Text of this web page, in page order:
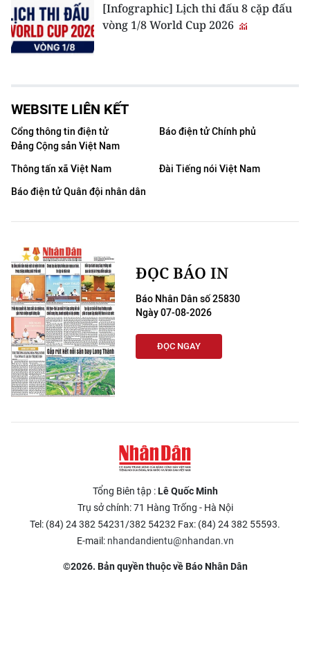
[Infographic] Lịch thi đấu 8 cặp đấu
vòng 1/8 World Cup 2026
WEBSITE LIÊN KẾT
Cổng thông tin điện tử
Đảng Cộng sản Việt Nam
Báo điện tử Chính phủ
Thông tấn xã Việt Nam
Đài Tiếng nói Việt Nam
Báo điện tử Quân đội nhân dân
ĐỌC BÁO IN
Báo Nhân Dân số 25830
Ngày 07-08-2026
ĐỌC NGAY
Tổng Biên tập :Lê Quốc Minh
Trụ sở chính: 71 Hàng Trống - Hà Nội
Tel: (84) 24 382 54231/382 54232 Fax: (84) 24 382 55593.
E-mail: nhandandientu@nhandan.vn
©2026. Bản quyền thuộc về Báo Nhân Dân